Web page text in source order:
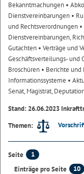
Bekanntmachungen •
Dienstvereinbarungen •
und Rechtsverordnungen
Dienstvereinbarungen,
Gutachten • Verträge und
Geschäftsverteilungs- und
Broschüren • Berichte und
Informationssysteme •
Senat, Magistrat,
Stand: 26.06.2023
Themen:
Seite
1
Einträge pro Seite
10